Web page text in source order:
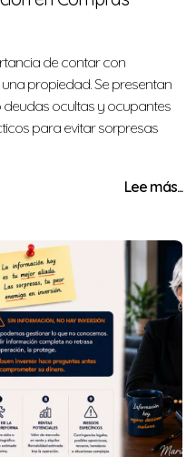
de contar con
propiedad. Se presentan
ocultas y ocupantes
para evitar sorpresas
Lee más...